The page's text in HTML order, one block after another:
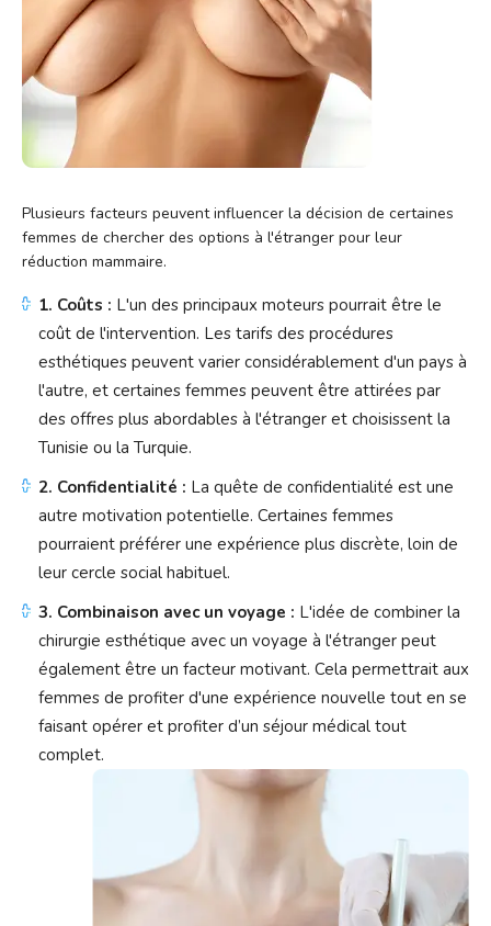
Plusieurs facteurs peuvent influencer la décision de certaines
femmes de chercher des options à l'étranger pour leur
réduction mammaire.
1. Coûts : L'un des principaux moteurs pourrait être le
coût de l'intervention. Les tarifs des procédures
esthétiques peuvent varier considérablement d'un pays à
l'autre, et certaines femmes peuvent être attirées par
des offres plus abordables à l'étranger et choisissent la
Tunisie ou la Turquie.
2. Confidentialité : La quête de confidentialité est une
autre motivation potentielle. Certaines femmes
pourraient préférer une expérience plus discrète, loin de
leur cercle social habituel.
3. Combinaison avec un voyage : L'idée de combiner la
chirurgie esthétique avec un voyage à l'étranger peut
également être un facteur motivant. Cela permettrait aux
femmes de profiter d'une expérience nouvelle tout en se
faisant opérer et profiter d’un séjour médical tout
complet.